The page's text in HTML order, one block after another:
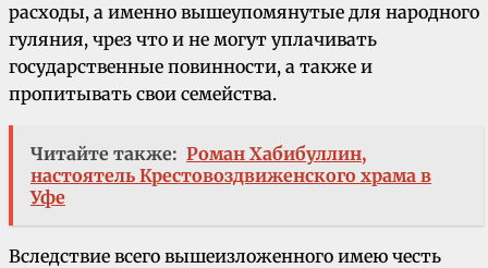
расходы, а именно вышеупомянутые для народного
гуляния, чрез что и не могут уплачивать
государственные повинности, а также и
пропитывать свои семейства.
Читайте также: Роман Хабибуллин,
настоятель Крестовоздвиженского храма в
Уфе
Вследствие всего вышеизложенного имею честь